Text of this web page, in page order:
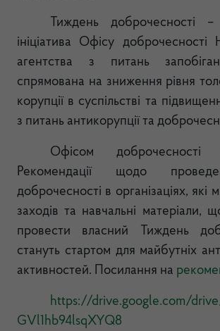
Тиждень доброчесності
ініціатива Офісу доброчесності
агентства з питань
спрямована на зниження рівня
корупції в суспільстві та
з питань антикорупції та
Офісом доброчесності
Рекомендації щодо
доброчесності в організаціях, які
заходів та навчальні матеріали,
провести власний Тиждень
стануть стартом для майбутніх
активностей. Посилання на
https://drive.google.com/
GVl1hb94lsqXYQ8